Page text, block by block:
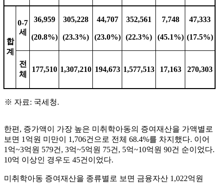
합
계
0-7
세
36,959
(20.8%)
305,228
(23.3%)
44,707
(23.0%)
352,561
(22.3%)
7,748
(45.1%)
47,333
(17.5%)
전
체
177,510 1,307,210 194,673 1,577,513 17,163 270,303
※ 자료: 국세청.
한편 , 증가액이 가장 높은 미취학아동의 증여재산을 가액별로
보면 1 억원 미만이 1,706건으로 전체 68.4%를 차지했다. 이어
1 억~3억원 579건 , 3억~5억원 75건 , 5억~10억원 90건 순이었다.
10억 이상인 경우도 45건이었다.
미취학아동 증여재산을 종류별로 보면 금융자산 1,022억원